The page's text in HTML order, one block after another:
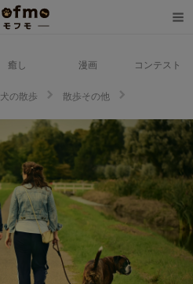
癒し 漫画 コンテスト
犬の散歩
散歩その他